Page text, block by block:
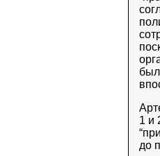
1 и
до